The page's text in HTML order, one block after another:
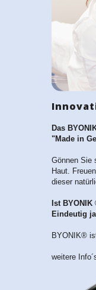
Das
"Made in
Gönnen Sie
Haut.
dieser
Ist
Eindeutig
BYONIK®
weitere